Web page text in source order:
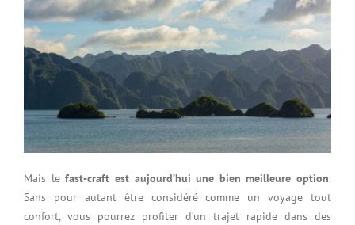
Mais lefast-craft est aujourd’hui une bien meilleure option.
Sans pour autant être considéré comme un voyage tout
confort, vous pourrez profiter d’un trajet rapide dans des